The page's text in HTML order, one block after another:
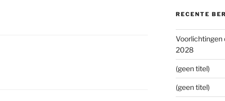
RECENTE
Voorlichtingen
2028
(geen titel)
(geen titel)